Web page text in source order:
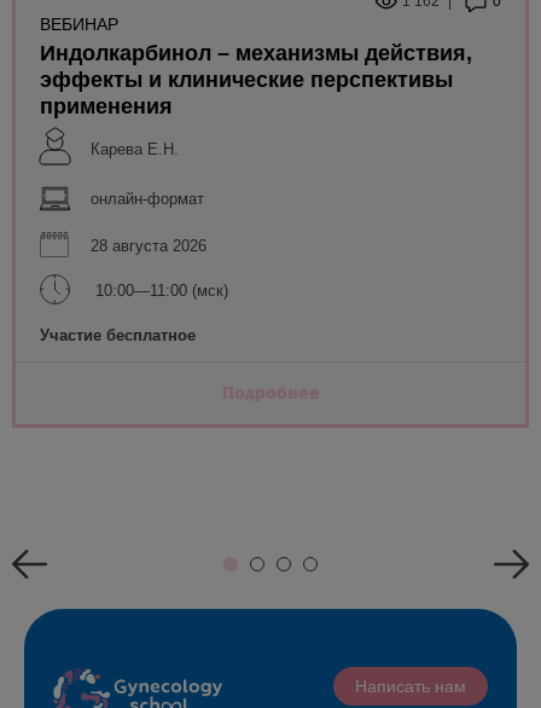
ВЕБИНАР
Индолкарбинол – механизмы действия,
эффекты и клинические перспективы
применения
Карева Е.Н.
онлайн-формат
28 августа 2026
10:00—11:00 (мск)
Участие бесплатное
Подробнее
Написать нам